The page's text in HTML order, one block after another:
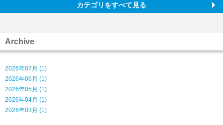
カテゴリをすべて見る
Archive
2026年07月 (1)
2026年06月 (1)
2026年05月 (1)
2026年04月 (1)
2026年03月 (1)